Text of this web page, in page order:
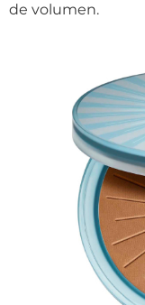
de volumen.